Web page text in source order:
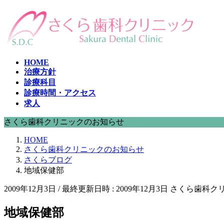
テ
ン
ゲ
ー
HOME
治療方針
診療科目
診療時間・アクセス
求人
さくら歯科クリニックのお知らせ
HOME
さくら歯科クリニックのお知らせ
さくらブログ
地域保健部
2009年12月3日 / 最終更新日時 : 2009年12月3日 さくら歯科ク
地域保健部